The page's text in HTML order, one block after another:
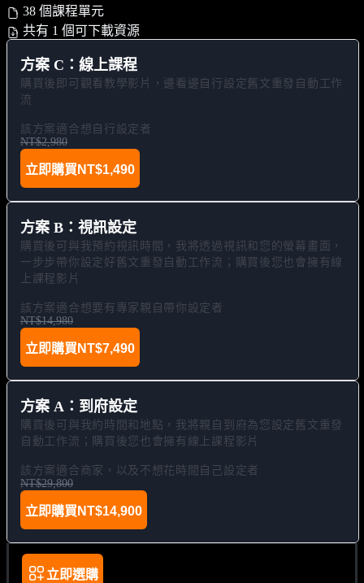
38 個課程單元
共有 1 個可下載資源
方案 C：線上課程
購買後即可觀看教學影片，邊看邊自行設定舊文重發自動工作
流
該方案適合想自行設定者
NT$2,980
立即購買 NT$1,490
方案 B：視訊設定
購買後可與我預約視訊時間，我將透過視訊和您的螢幕畫面，
一步步帶你設定好舊文重發自動工作流；購買後您也會擁有線
上課程影片
該方案適合想要有專家親自帶你設定者
NT$14,980
立即購買 NT$7,490
方案 A：到府設定
購買後可與我約時間和地點，我將親自到府為您設定舊文重發
自動工作流；購買後您也會擁有線上課程影片
該方案適合商家，以及不想花時間自己設定者
NT$29,800
立即購買 NT$14,900
立即選購